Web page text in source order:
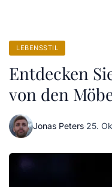
LEBENSSTIL
Entdecken
von den
Jonas Peters·25.